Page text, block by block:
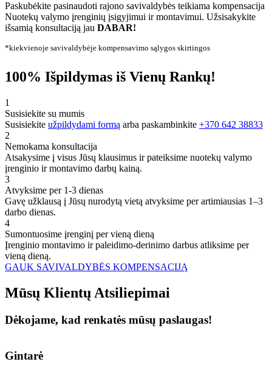
Paskubėkite pasinaudoti rajono savivaldybės teikiama kompensacija
Nuotekų valymo įrenginių įsigyjimui ir montavimui. Užsisakykite
išsamią konsultaciją jau DABAR!
*kiekvienoje savivaldybėje kompensavimo sąlygos skirtingos
100% Išpildymas iš Vienų Rankų!
1
Susisiekite su mumis
Susisiekite užpildydami formą arba paskambinkite +370 642 38833
2
Nemokama konsultacija
Atsakysime į visus Jūsų klausimus ir pateiksime nuotekų valymo
įrenginio ir montavimo darbų kainą.
3
Atvyksime per 1-3 dienas
Gavę užklausą į Jūsų nurodytą vietą atvyksime per artimiausias 1–3
darbo dienas.
4
Sumontuosime įrenginį per vieną dieną
Įrenginio montavimo ir paleidimo-derinimo darbus atliksime per
vieną dieną.
GAUK SAVIVALDYBĖS KOMPENSACIJĄ
Mūsų Klientų Atsiliepimai
Dėkojame, kad renkatės mūsų paslaugas!
Gintarė